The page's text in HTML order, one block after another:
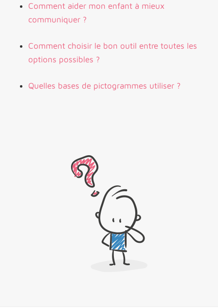
Comment aider mon enfant à mieux
communiquer ?
Comment choisir le bon outil entre toutes les
options possibles ?
Quelles bases de pictogrammes utiliser ?